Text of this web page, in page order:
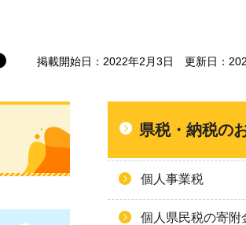
掲載開始日：2022年2月3日 更新日：
県税・納税の
個人事業税
個人県民税の寄附